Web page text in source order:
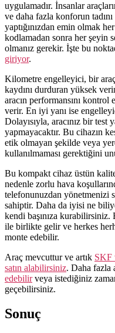
uygulamadır. İnsanlar
ve daha fazla konforun
yaptığınızdan emin olmak
kodlamadan sonra her şeyin
olmanız gerekir. İşte bu
giriyor.
Kilometre engelleyici, bir
kaydını durduran yüksek
aracın performansını
verir. En iyi yanı ise
Dolayısıyla, aracınız bir
yapmayacaktır. Bu cihazın
etik olmayan şekilde veya
kullanılmaması gerektiğini
Bu kompakt cihaz üstün
nedenle zorlu hava
telefonunuzdan yönetmenizi
sahiptir. Daha da iyisi ne
kendi başınıza
ile birlikte gelir ve herkes
monte edebilir.
Araç mevcuttur ve artık SKF
satın alabilirsiniz. Daha fazla
edebilirveya istediğiniz
geçebilirsiniz.
Sonuç